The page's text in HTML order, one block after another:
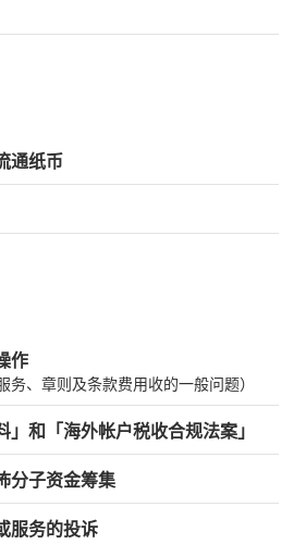
通纸币
作
务、章则及条款费用收的一般问题）
」和「海外帐户税收合规法案」
分子资金筹集
服务的投诉